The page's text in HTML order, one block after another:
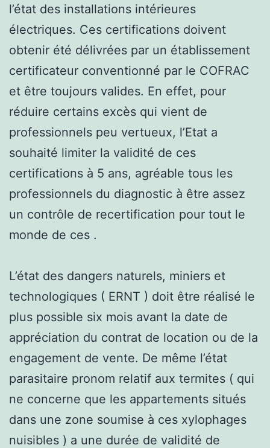
l’état des installations intérieures
électriques. Ces certifications doivent
obtenir été délivrées par un établissement
certificateur conventionné par le COFRAC
et être toujours valides. En effet, pour
réduire certains excès qui vient de
professionnels peu vertueux, l’Etat a
souhaité limiter la validité de ces
certifications à 5 ans, agréable tous les
professionnels du diagnostic à être assez
un contrôle de recertification pour tout le
monde de ces .
L’état des dangers naturels, miniers et
technologiques ( ERNT ) doit être réalisé le
plus possible six mois avant la date de
appréciation du contrat de location ou de la
engagement de vente. De même l’état
parasitaire pronom relatif aux termites ( qui
ne concerne que les appartements situés
dans une zone soumise à ces xylophages
nuisibles ) a une durée de validité de